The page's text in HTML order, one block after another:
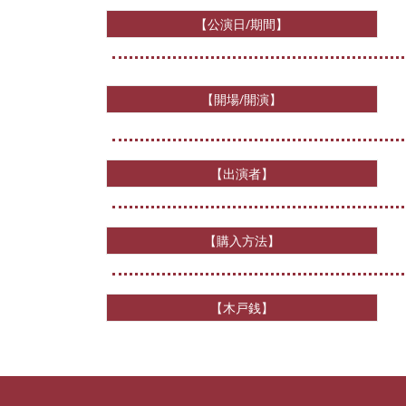
【公演日/期間】
【開場/開演】
【出演者】
【購入方法】
【木戸銭】